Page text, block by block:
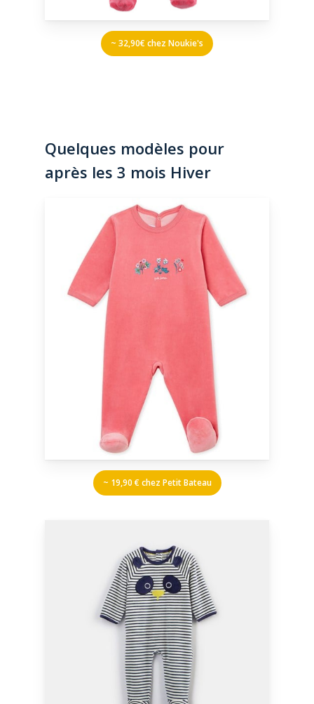
~ 32,90€ chez Noukie's
Quelques modèles pour
après les 3 mois Hiver
~ 19,90 € chez Petit Bateau